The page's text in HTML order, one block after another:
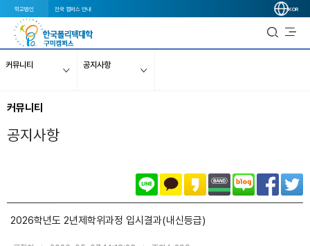
학교법인 전국 캠퍼스 안내 KOR
커뮤니티 공지사항
커뮤니티
공지사항
2026학년도 2년제학위과정 입시결과(내신등급)